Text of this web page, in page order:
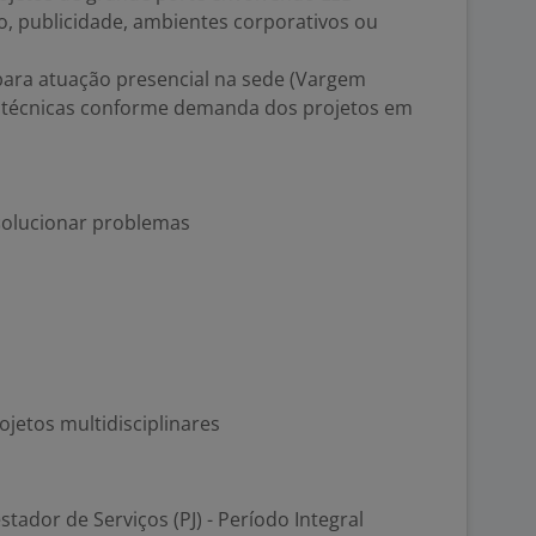
publicidade, ambientes corporativos ou
atuação presencial na sede (Vargem
conforme demanda dos projetos em
problemas
multidisciplinares
de Serviços (PJ) - Período Integral